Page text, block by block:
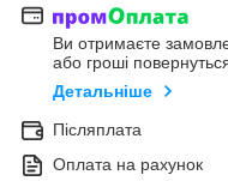
Ви отримаєте
або гроші
Детальніше
Післяплата
Оплата на рахунок